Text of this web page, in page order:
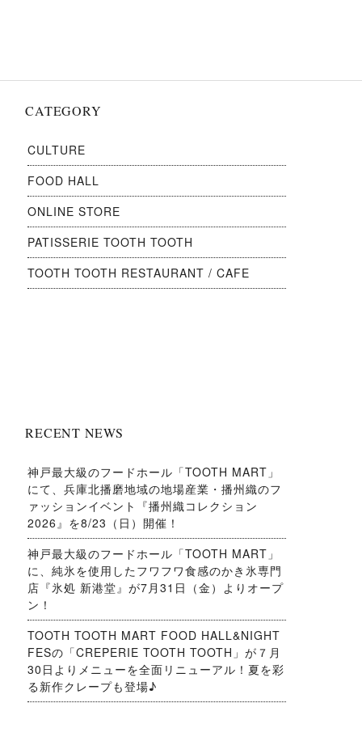
CATEGORY
CULTURE
FOOD HALL
ONLINE STORE
PATISSERIE TOOTH TOOTH
TOOTH TOOTH RESTAURANT / CAFE
RECENT NEWS
神戸最大級のフードホール「TOOTH MART」
にて、兵庫北播磨地域の地場産業・播州織のフ
ァッションイベント『播州織コレクション
2026』を8/23（日）開催！
神戸最大級のフードホール「TOOTH MART」
に、純氷を使用したフワフワ食感のかき氷専門
店『氷処 新港堂』が7月31日（金）よりオープ
ン！
TOOTH TOOTH MART FOOD HALL&NIGHT
FESの「CREPERIE TOOTH TOOTH」が７月
30日よりメニューを全面リニューアル！夏を彩
る新作クレープも登場♪